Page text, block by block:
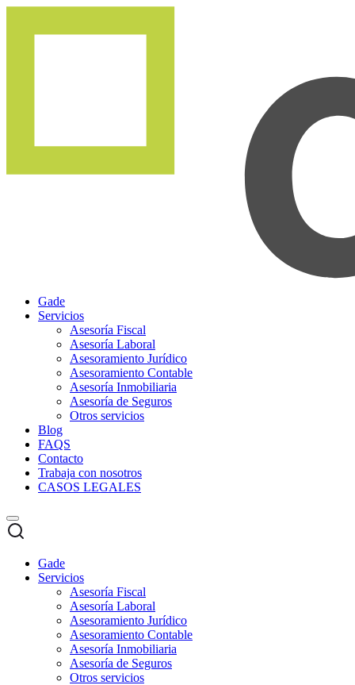
Gade
Servicios
Asesoría Fiscal
Asesoría Laboral
Asesoramiento Jurídico
Asesoramiento Contable
Asesoría Inmobiliaria
Asesoría de Seguros
Otros servicios
Blog
FAQS
Contacto
Trabaja con nosotros
CASOS LEGALES
Gade
Servicios
Asesoría Fiscal
Asesoría Laboral
Asesoramiento Jurídico
Asesoramiento Contable
Asesoría Inmobiliaria
Asesoría de Seguros
Otros servicios